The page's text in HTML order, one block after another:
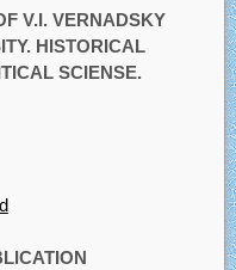
V.I. VERNADSKY
HISTORICAL
SCIENSE.